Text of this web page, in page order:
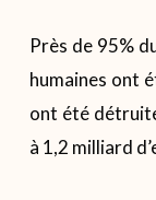
Près de 95%
humaines ont
ont été
à 1,2 milliard